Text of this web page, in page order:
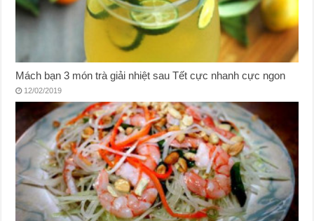
Mách bạn 3 món trà giải nhiệt sau Tết cực nhanh cực ngon
12/02/2019